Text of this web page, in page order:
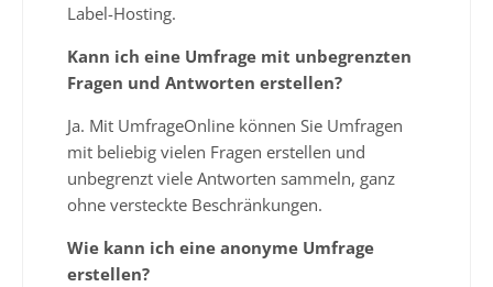
Label-Hosting.
Kann ich eine Umfrage mit unbegrenzten
Fragen und Antworten erstellen?
Ja. Mit UmfrageOnline können Sie Umfragen
mit beliebig vielen Fragen erstellen und
unbegrenzt viele Antworten sammeln, ganz
ohne versteckte Beschränkungen.
Wie kann ich eine anonyme Umfrage
erstellen?